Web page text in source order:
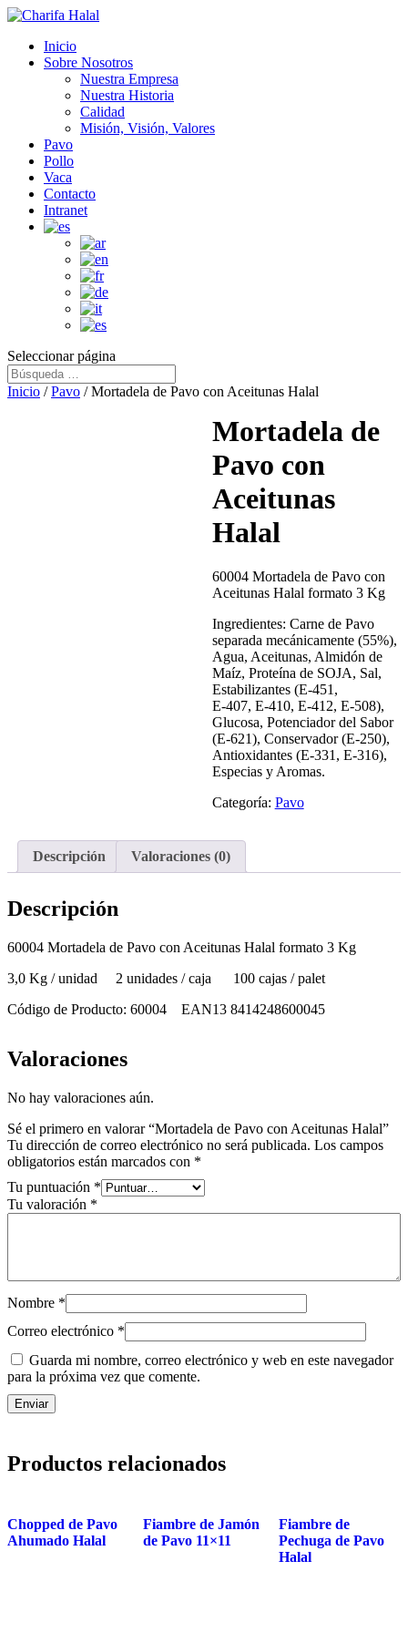
Inicio
Sobre Nosotros
Nuestra Empresa
Nuestra Historia
Calidad
Misión, Visión, Valores
Pavo
Pollo
Vaca
Contacto
Intranet
Seleccionar página
Inicio /Pavo / Mortadela de Pavo con Aceitunas Halal
Mortadela de
Pavo con
Aceitunas
Halal
60004 Mortadela de Pavo con
Aceitunas Halal formato 3 Kg
Ingredientes: Carne de Pavo
separada mecánicamente (55%),
Agua, Aceitunas, Almidón de
Maíz, Proteína de SOJA, Sal,
Estabilizantes (E-451,
E-407, E-410, E-412, E-508),
Glucosa, Potenciador del Sabor
(E-621), Conservador (E-250),
Antioxidantes (E-331, E-316),
Especias y Aromas.
Categoría: Pavo
Descripción Valoraciones (0)
Descripción
60004 Mortadela de Pavo con Aceitunas Halal formato 3 Kg
3,0 Kg / unidad 2 unidades / caja 100 cajas / palet
Código de Producto: 60004 EAN13 8414248600045
Valoraciones
No hay valoraciones aún.
Sé el primero en valorar “Mortadela de Pavo con Aceitunas Halal”
Tu dirección de correo electrónico no será publicada. Los campos
obligatorios están marcados con *
Tu puntuación *
Tu valoración *
Nombre *
Correo electrónico *
Guarda mi nombre, correo electrónico y web en este navegador
para la próxima vez que comente.
Productos relacionados
Chopped de Pavo
Ahumado Halal
Fiambre de Jamón
de Pavo 11×11
Fiambre de
Pechuga de Pavo
Halal